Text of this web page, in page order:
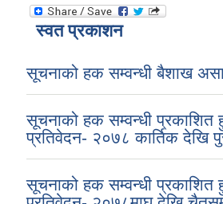
स्वत प्रकाशन
सूचनाको हक सम्वन्धी बैशाख
सूचनाको हक सम्वन्धी प्रकाशित
प्रतिवेदन- २०७८ कार्तिक देखि
सूचनाको हक सम्वन्धी प्रकाशित